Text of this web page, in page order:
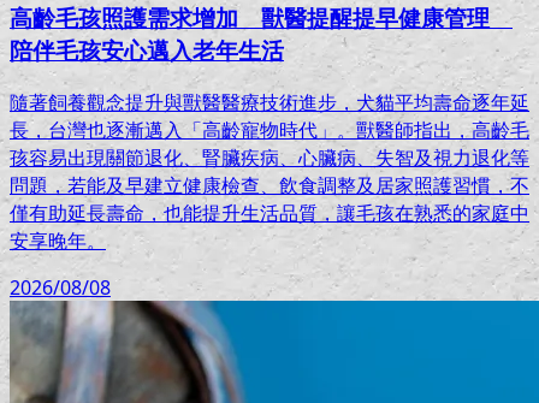
高齡毛孩照護需求增加 獸醫提醒提早健康管理
陪伴毛孩安心邁入老年生活
隨著飼養觀念提升與獸醫醫療技術進步，犬貓平均壽命逐年延
長，台灣也逐漸邁入「高齡寵物時代」。獸醫師指出，高齡毛
孩容易出現關節退化、腎臟疾病、心臟病、失智及視力退化等
問題，若能及早建立健康檢查、飲食調整及居家照護習慣，不
僅有助延長壽命，也能提升生活品質，讓毛孩在熟悉的家庭中
安享晚年。
2026/08/08